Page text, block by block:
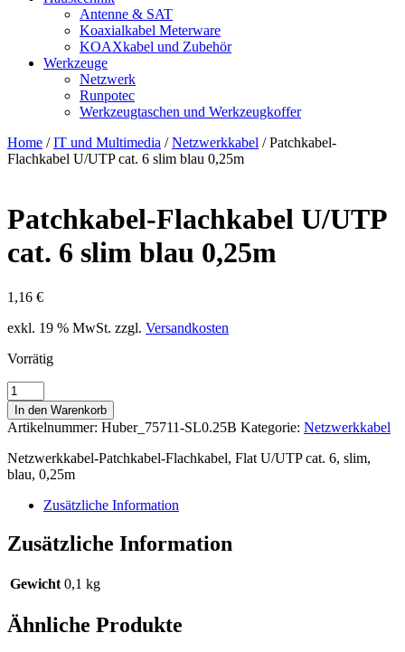
Antenne & SAT
Koaxialkabel Meterware
KOAXkabel und Zubehör
Werkzeuge
Netzwerk
Runpotec
Werkzeugtaschen und Werkzeugkoffer
Home /IT und Multimedia /Netzwerkkabel / Patchkabel-
Flachkabel U/UTP cat. 6 slim blau 0,25m
Patchkabel-Flachkabel U/UTP
cat. 6 slim blau 0,25m
1,16 €
exkl. 19 % MwSt. zzgl. Versandkosten
Vorrätig
Patchkabel-
Flachkabel
U/UTP
cat.
6
slim
0,25m
In den Warenkorb
Artikelnummer: Huber_75711-SL0.25B Kategorie: Netzwerkkabel
Netzwerkkabel-Patchkabel-Flachkabel, Flat U/UTP cat. 6, slim,
blau, 0,25m
Zusätzliche Information
Zusätzliche Information
Gewicht 0,1 kg
Ähnliche Produkte